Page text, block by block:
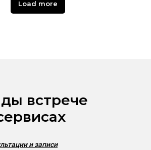
Load more
встрече
и записи